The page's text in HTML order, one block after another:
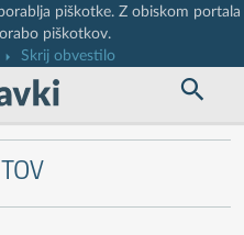
piškotke. Z obiskom portala
piškotkov.
Skrij obvestilo